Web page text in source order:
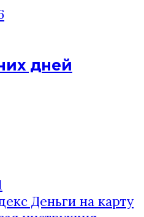
дней